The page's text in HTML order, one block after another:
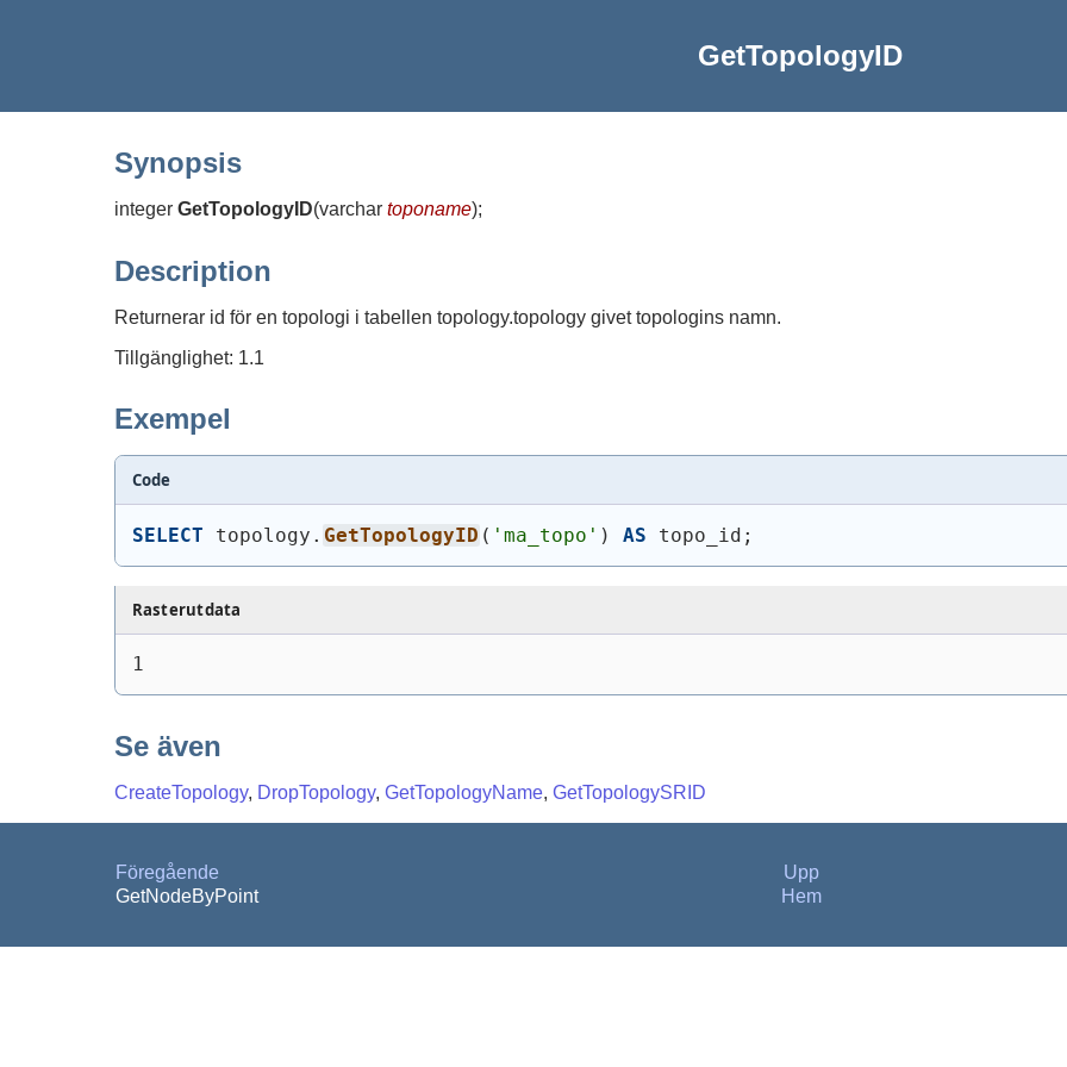
GetTopologyID
Synopsis
integer GetTopologyID(varchar toponame);
Description
Returnerar id för en topologi i tabellen topology.topology givet topologins namn.
Tillgänglighet: 1.1
Exempel
Code
SELECT topology. GetTopologyID ( 'ma_topo' ) AS topo_id;
Rasterutdata
1
Se även
CreateTopology, DropTopology, GetTopologyName, GetTopologySRID
Föregående
Upp
GetNodeByPoint
Hem